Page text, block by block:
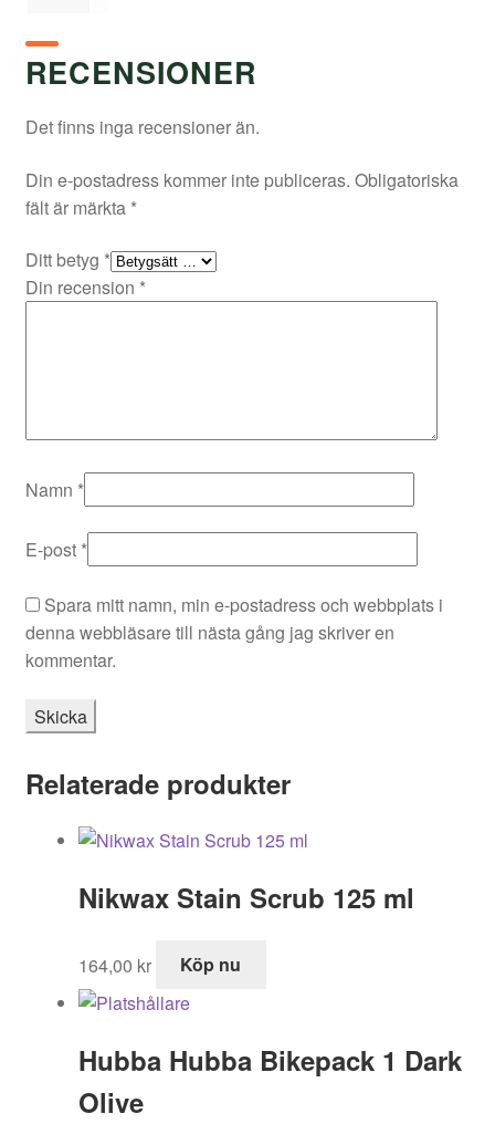
RECENSIONER
Det finns inga recensioner än.
Din e-postadress kommer inte publiceras. Obligatoriska
fält är märkta *
Ditt betyg *
Din recension *
Namn *
E-post *
Spara mitt namn, min e-postadress och webbplats i
denna webbläsare till nästa gång jag skriver en
kommentar.
Relaterade produkter
Nikwax Stain Scrub 125 ml
164,00 kr Köp nu
Hubba Hubba Bikepack 1 Dark
Olive